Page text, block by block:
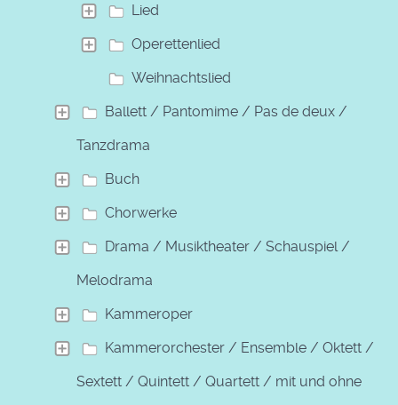
Lied
Operettenlied
Weihnachtslied
Ballett / Pantomime / Pas de deux /
Tanzdrama
Buch
Chorwerke
Drama / Musiktheater / Schauspiel /
Melodrama
Kammeroper
Kammerorchester / Ensemble / Oktett /
Sextett / Quintett / Quartett / mit und ohne